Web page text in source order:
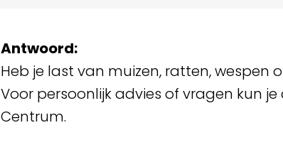
Antwoord:
Heb je last van muizen, ratten, wespen
Voor persoonlijk advies of vragen kun
Centrum.